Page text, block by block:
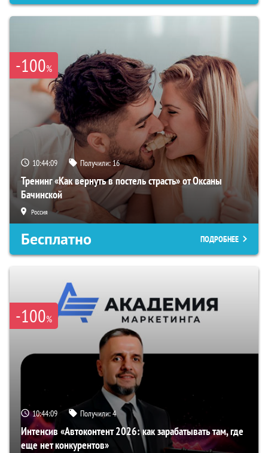
-100%
10:44:08 Получили:16
Тренинг «Как вернуть в постель страсть» от Оксаны
Бачинской
Россия
Бесплатно ПОДРОБНЕЕ
-100%
10:44:08 Получили:4
Интенсив «Автоконтент 2026: как зарабатывать там, где
еще нет конкурентов»